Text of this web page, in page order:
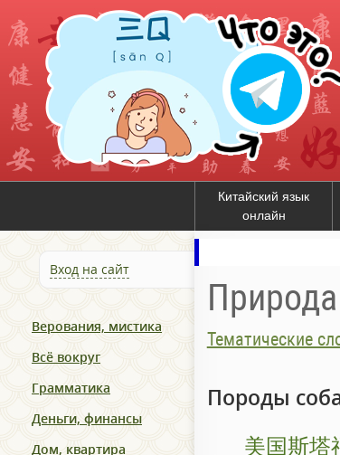
Китайский язык
онлайн
Вход на сайт
Верования, мистика
Всё вокруг
Грамматика
Деньги, финансы
Дом, квартира
Природа
Тематические
Породы
美国斯塔